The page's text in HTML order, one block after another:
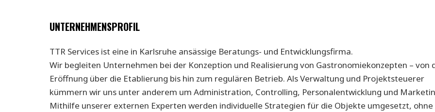
UNTERNEHMENSPROFIL
TTR Services ist eine in Karlsruhe ansässige Beratungs- und Entwicklungsfirma.
Wir begleiten Unternehmen bei der Konzeption und Realisierung von Gastronomiekonzepten – von
Eröffnung über die Etablierung bis hin zum regulären Betrieb. Als Verwaltung und Projektsteuerer
kümmern wir uns unter anderem um Administration, Controlling, Personalentwicklung und
Mithilfe unserer externen Experten werden individuelle Strategien für die Objekte umgesetzt, ohne